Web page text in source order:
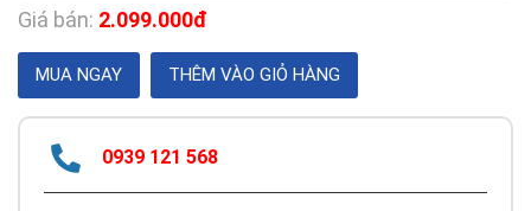
Giá bán: 2.099.000đ
0939 121 568